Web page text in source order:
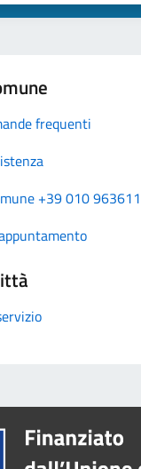
frequenti
+39 010